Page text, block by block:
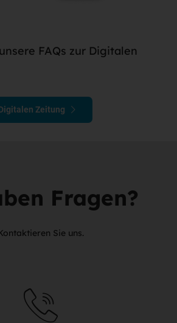
FAQs zur Digitalen
Zeitung
Fragen?
Sie uns.